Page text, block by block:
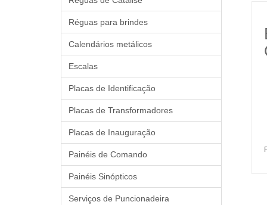
Réguas para brindes
Calendários metálicos
Escalas
Placas de Identificação
Placas de Transformadores
Placas de Inauguração
Painéis de Comando
Painéis Sinópticos
Serviços de Puncionadeira